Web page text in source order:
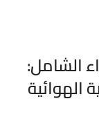
الشامل:
الهوائية